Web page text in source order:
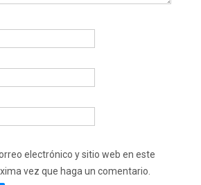
electrónico y sitio web en este
vez que haga un comentario.